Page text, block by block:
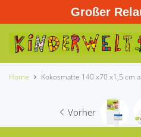
Großer
Home Kokosmatte 140 x70 x1,5 cm
Vorher